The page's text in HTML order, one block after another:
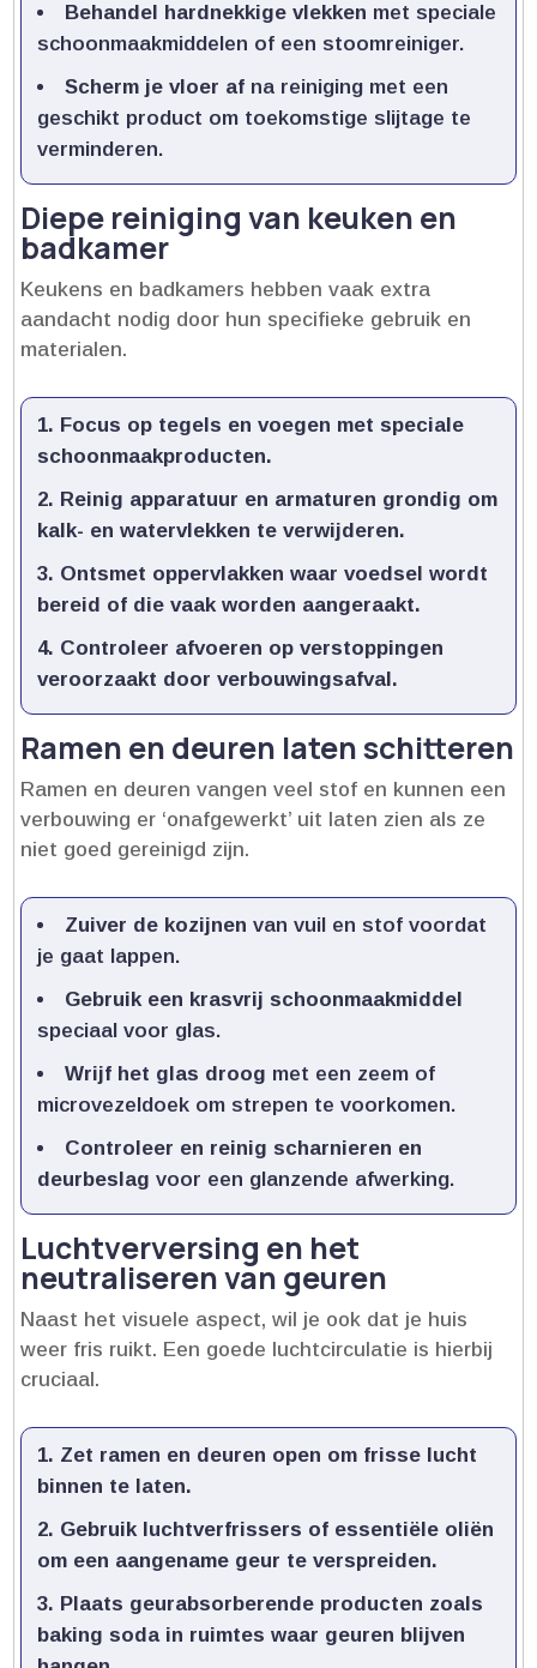
Behandel hardnekkige vlekken met speciale
schoonmaakmiddelen of een stoomreiniger.​
Scherm je vloer af na reiniging met een
geschikt product om toekomstige slijtage te
verminderen.​
Diepe reiniging van keuken en
badkamer
Keukens en badkamers hebben vaak extra
aandacht nodig door hun specifieke gebruik en
materialen.​
Focus op tegels en voegen met speciale
schoonmaakproducten.​
Reinig apparatuur en armaturen grondig om
kalk- en watervlekken te verwijderen.​
Ontsmet oppervlakken waar voedsel wordt
bereid of die vaak worden aangeraakt.​
Controleer afvoeren op verstoppingen
veroorzaakt door verbouwingsafval.​
Ramen en deuren laten schitteren
Ramen en deuren vangen veel stof en kunnen een
verbouwing er ‘onafgewerkt’ uit laten zien als ze
niet goed gereinigd zijn.​
Zuiver de kozijnen van vuil en stof voordat
je gaat lappen.​
Gebruik een krasvrij schoonmaakmiddel
speciaal voor glas.​
Wrijf het glas droog met een zeem of
microvezeldoek om strepen te voorkomen.​
Controleer en reinig scharnieren en
deurbeslag voor een glanzende afwerking.​
Luchtverversing en het
neutraliseren van geuren
Naast het visuele aspect, wil je ook dat je huis
weer fris ruikt.​ Een goede luchtcirculatie is hierbij
cruciaal.​
Zet ramen en deuren open om frisse lucht
binnen te laten.​
Gebruik luchtverfrissers of essentiële oliën
om een aangename geur te verspreiden.​
Plaats geurabsorberende producten zoals
baking soda in ruimtes waar geuren blijven